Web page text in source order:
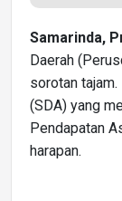
Samarinda,
Daerah
sorotan
(SDA) yang
Pendapatan
harapan.